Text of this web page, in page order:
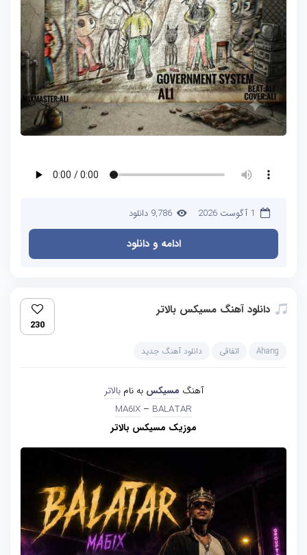
1 آگوست 2026 9,786 دانلود
ادامه و دانلود
دانلود آهنگ مسیکس بالاتر
230
Ahang اتفاقی دانلود آهنگ جدید
آهنگ مسیکس به نامبالاتر
MA6IX – BALATAR
موزیک مسیکس بالاتر